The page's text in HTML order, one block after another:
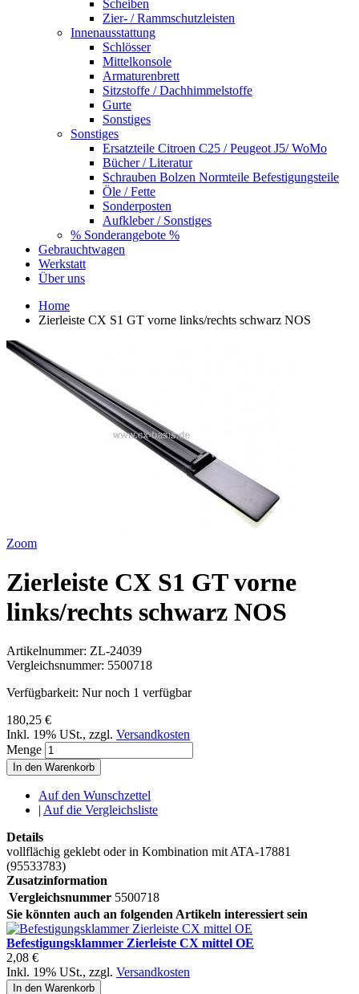
Scheiben
Zier- / Rammschutzleisten
Innenausstattung
Schlösser
Mittelkonsole
Armaturenbrett
Sitzstoffe / Dachhimmelstoffe
Gurte
Sonstiges
Sonstiges
Ersatzteile Citroen C25 / Peugeot J5/ WoMo
Bücher / Literatur
Schrauben Bolzen Normteile Befestigungsteile
Öle / Fette
Sonderposten
Aufkleber / Sonstiges
% Sonderangebote %
Gebrauchtwagen
Werkstatt
Über uns
Home
Zierleiste CX S1 GT vorne links/rechts schwarz NOS
Zoom
Zierleiste CX S1 GT vorne
links/rechts schwarz NOS
Artikelnummer: ZL-24039
Vergleichsnummer: 5500718
Verfügbarkeit: Nur noch 1 verfügbar
180,25 €
Inkl. 19% USt., zzgl. Versandkosten
Menge
In den Warenkorb
Auf den Wunschzettel
| Auf die Vergleichsliste
Details
vollflächig geklebt oder in Kombination mit ATA-17881
(95533783)
Zusatzinformation
Vergleichsnummer 5500718
Sie könnten auch an folgenden Artikeln interessiert sein
Befestigungsklammer Zierleiste CX mittel OE
2,08 €
Inkl. 19% USt., zzgl. Versandkosten
In den Warenkorb